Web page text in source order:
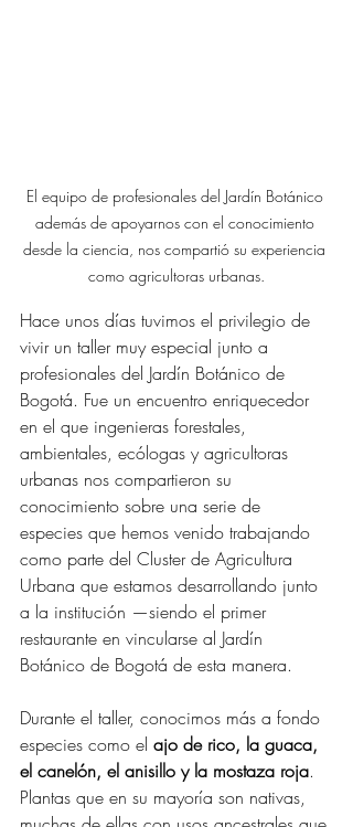
El equipo de profesionales del Jardín Botánico
además de apoyarnos con el conocimiento
desde la ciencia, nos compartió su experiencia
como agricultoras urbanas.
Hace unos días tuvimos el privilegio de
vivir un taller muy especial junto a
profesionales del Jardín Botánico de
Bogotá. Fue un encuentro enriquecedor
en el que ingenieras forestales,
ambientales, ecólogas y agricultoras
urbanas nos compartieron su
conocimiento sobre una serie de
especies que hemos venido trabajando
como parte del Cluster de Agricultura
Urbana que estamos desarrollando junto
a la institución —siendo el primer
restaurante en vincularse al Jardín
Botánico de Bogotá de esta manera.
Durante el taller, conocimos más a fondo
especies como el ajo de rico, la guaca,
el canelón, el anisillo y la mostaza roja.
Plantas que en su mayoría son nativas,